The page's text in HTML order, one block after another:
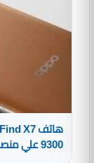
9300 علي منصة AnTuTu : ...